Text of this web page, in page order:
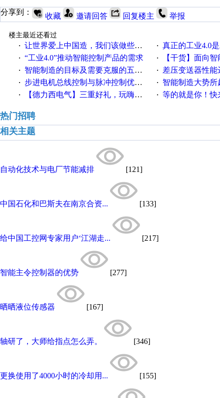
分享到： 收藏 邀请回答 回复楼主 举报
楼主最近还看过
· 让世界爱上中国造，我们该做些什么 · 真正的工业4.0
· “工业4.0”推动智能控制产品的需求 · 【干货】面向
· 智能制造的目标及需要克服的五个障碍 · 差压变送器性能达
· 步进电机总线控制与脉冲控制优缺点 · 智能制造大势所趋
· 【德力西电气】三重好礼，玩嗨夏日！ · 等的就是你！快来
热门招聘
相关主题
自动化技术与电厂节能减排 [121]
中国石化和巴斯夫在南京合资... [133]
给中国工控网专家用户‘江湖走... [217]
智能主令控制器的优势 [277]
晒晒液位传感器 [167]
轴研了，大师给指点怎么弄。 [346]
更换使用了4000小时的冷却用... [155]